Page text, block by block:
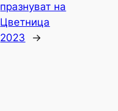
празнуват на
Цветница
2023
→